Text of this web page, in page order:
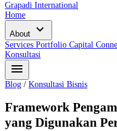
Grapadi International
Home
About expand_more
Services Portfolio Capital
Konsultasi
menu
Blog / Konsultasi Bisnis
Framework
yang Digunakan